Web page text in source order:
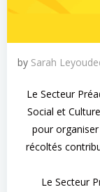
by Sarah
Le Secteur
Social et
pour
récoltés
Le Secteur